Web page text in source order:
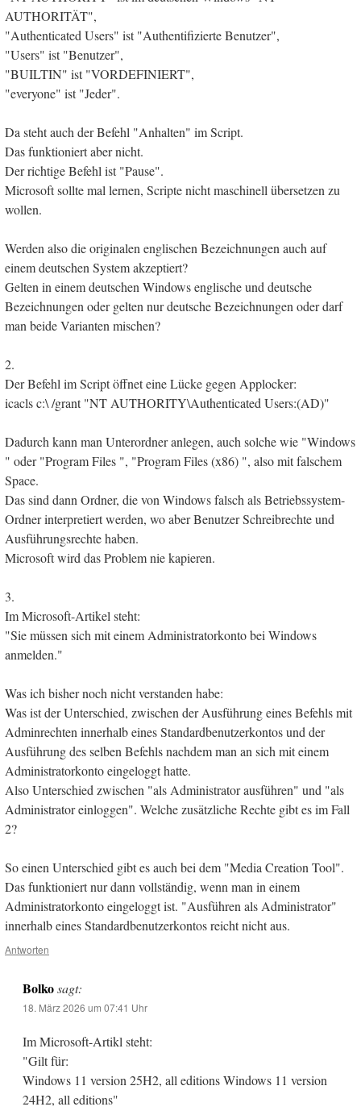
AUTHORITÄT",
"Authenticated Users" ist "Authentifizierte Benutzer",
"Users" ist "Benutzer",
"BUILTIN" ist "VORDEFINIERT",
"everyone" ist "Jeder".
Da steht auch der Befehl "Anhalten" im Script.
Das funktioniert aber nicht.
Der richtige Befehl ist "Pause".
Microsoft sollte mal lernen, Scripte nicht maschinell übersetzen zu
wollen.
Werden also die originalen englischen Bezeichnungen auch auf
einem deutschen System akzeptiert?
Gelten in einem deutschen Windows englische und deutsche
Bezeichnungen oder gelten nur deutsche Bezeichnungen oder darf
man beide Varianten mischen?
2.
Der Befehl im Script öffnet eine Lücke gegen Applocker:
icacls c:\ /grant "NT AUTHORITY\Authenticated Users:(AD)"
Dadurch kann man Unterordner anlegen, auch solche wie "Windows
" oder "Program Files ", "Program Files (x86) ", also mit falschem
Space.
Das sind dann Ordner, die von Windows falsch als Betriebssystem-
Ordner interpretiert werden, wo aber Benutzer Schreibrechte und
Ausführungsrechte haben.
Microsoft wird das Problem nie kapieren.
3.
Im Microsoft-Artikel steht:
"Sie müssen sich mit einem Administratorkonto bei Windows
anmelden."
Was ich bisher noch nicht verstanden habe:
Was ist der Unterschied, zwischen der Ausführung eines Befehls mit
Adminrechten innerhalb eines Standardbenutzerkontos und der
Ausführung des selben Befehls nachdem man an sich mit einem
Administratorkonto eingeloggt hatte.
Also Unterschied zwischen "als Administrator ausführen" und "als
Administrator einloggen". Welche zusätzliche Rechte gibt es im Fall
2?
So einen Unterschied gibt es auch bei dem "Media Creation Tool".
Das funktioniert nur dann vollständig, wenn man in einem
Administratorkonto eingeloggt ist. "Ausführen als Administrator"
innerhalb eines Standardbenutzerkontos reicht nicht aus.
Antworten
Bolko sagt:
18. März 2026 um 07:41 Uhr
Im Microsoft-Artikl steht:
"Gilt für:
Windows 11 version 25H2, all editions Windows 11 version
24H2, all editions"